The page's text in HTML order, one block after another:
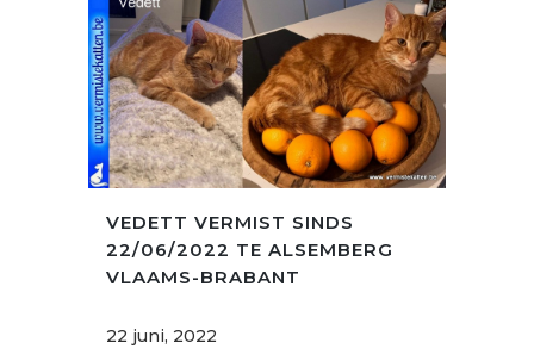
VEDETT VERMIST SINDS
22/06/2022 TE ALSEMBERG
VLAAMS-BRABANT
22 juni, 2022